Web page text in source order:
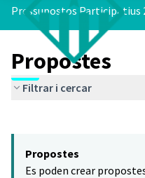
Pressupostos Participatius
Propostes
Filtrar i cercar
−
Propostes
Es poden crear